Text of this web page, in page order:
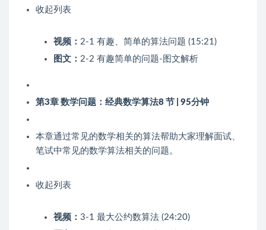
收起列表
视频： 2-1 有趣、简单的算法问题 (15:21)
图文： 2-2 有趣简单的问题-图文解析
第3章 数学问题：经典数学算法8 节 | 95分钟
本章通过常见的数学相关的算法帮助大家理解面试、
笔试中常见的数学算法相关的问题。
收起列表
视频： 3-1 最大公约数算法 (24:20)